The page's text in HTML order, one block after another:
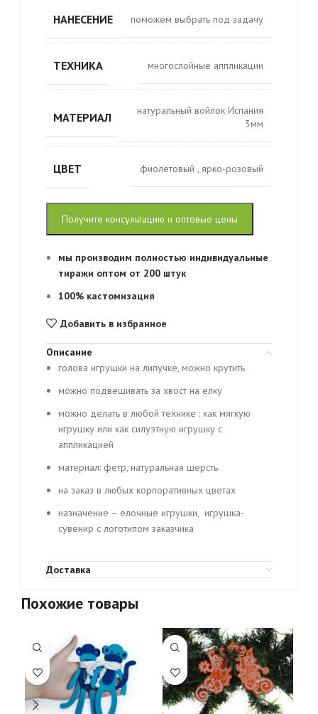
НАНЕСЕНИЕ поможем выбрать под задачу
ТЕХНИКА многослойные аппликации
МАТЕРИАЛ
натуральный войлок Испания
3мм
ЦВЕТ фиолетовый , ярко-розовый
Получите консультацию и оптовые цены
мы производим полностью индивидуальные
тиражи оптом от 200 штук
100% кастомизация
Добавить в избранное
Описание
голова игрушки на липучке, можно крутить
можно подвешивать за хвост на елку
можно делать в любой технике : как мягкую
игрушку или как силуэтную игрушку с
аппликацией
материал: фетр, натуральная шерсть
на заказ в любых корпоративных цветах
назначение – елочные игрушки, игрушка-
сувенир с логотипом заказчика
Доставка
Похожие товары